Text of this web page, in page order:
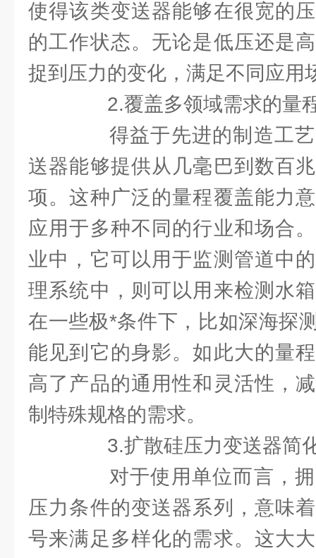
使得该类变送器能够在很宽的
的工作状态。无论是低压还是
捉到压力的变化，满足不同应用
2.覆盖多领域需求的量
得益于先进的制造工艺
送器能够提供从几毫巴到数百
项。这种广泛的量程覆盖能力
应用于多种不同的行业和场合
业中，它可以用于监测管道中
理系统中，则可以用来检测水
在一些极*条件下，比如深海探
能见到它的身影。如此大的量
高了产品的通用性和灵活性，
制特殊规格的需求。
3.扩散硅压力变送器简
对于使用单位而言，拥
压力条件的变送器系列，意味
号来满足多样化的需求。这大